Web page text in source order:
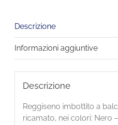
Descrizione
Informazioni aggiuntive
Descrizione
Reggiseno imbottito a
ricamato, nei colori: Nero